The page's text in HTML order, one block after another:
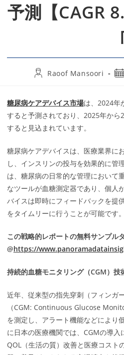
予測【CAGR
PostRaoof Mansoori
糖尿病ケアデバイス市場は、2024年
すると予測されており、2025年か
すると見込まれています。
糖尿病ケアデバイスは、医療業界に
し、インスリンの投与を効果的に管
は、糖尿病の日常的な管理において
なツールが血糖測定器であり、個人
バイスは即時にフィードバックを提
をタイムリーに行うことが可能です。
この戦略的レポートの無料サンプル
@https://
持続的血糖モニタリング（CGM）技
近年、従来型の指先穿刺（フィンガ
（CGM: Continuous Glucose
を測定し、アラート機能などにより
に日本の医療機関では、CGMの導
QOL（生活の質）改善と医療コスト